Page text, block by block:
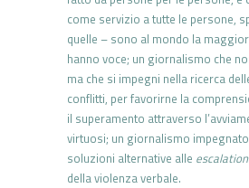
come servizio a tutte le persone,
quelle – sono al mondo la
hanno voce; un giornalismo che
ma che si impegni nella ricerca
conflitti, per favorirne la
il superamento attraverso
virtuosi; un giornalismo
soluzioni alternative alle escalation
della violenza verbale.